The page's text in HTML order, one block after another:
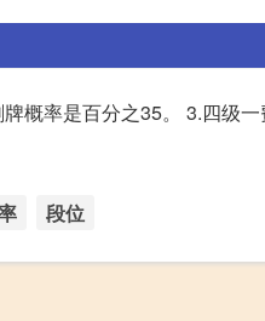
概率是百分之35。 3.四级
段位